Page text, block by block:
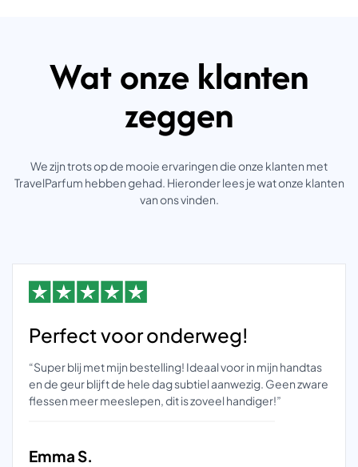
Wat onze klanten
zeggen
We zijn trots op de mooie ervaringen die onze klanten met
TravelParfum hebben gehad. Hieronder lees je wat onze klanten
van ons vinden.
Perfect voor onderweg!
“Super blij met mijn bestelling! Ideaal voor in mijn handtas
en de geur blijft de hele dag subtiel aanwezig. Geen zware
flessen meer meeslepen, dit is zoveel handiger!”
Emma S.